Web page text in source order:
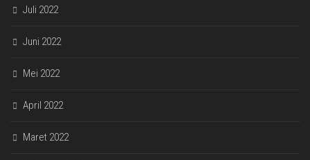
Juli 2022
Juni 2022
Mei 2022
April 2022
Maret 2022